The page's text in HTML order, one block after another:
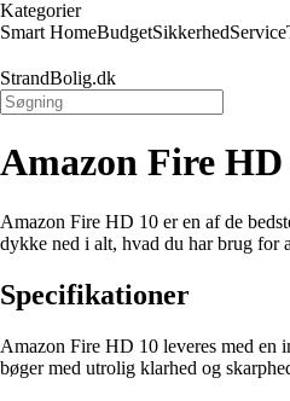
Kategorier
Smart HomeBudgetSikkerhedService
StrandBolig.dk
Amazon Fire
Amazon Fire HD 10 er en af de
dykke ned i alt, hvad du har brug for
Specifikationer
Amazon Fire HD 10 leveres med en
bøger med utrolig klarhed og